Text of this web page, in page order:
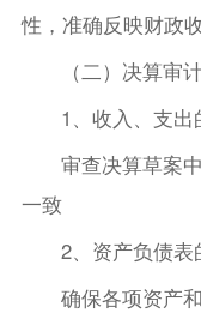
性，准确反映财政
（二）决算审
1、收入、支
审查决算草案
一致
2、资产负债表
确保各项资产